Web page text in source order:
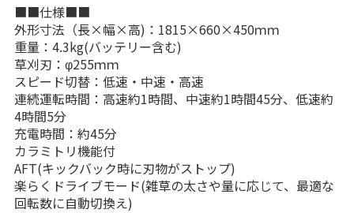
■■仕様■■
外形寸法（長×幅×高)：1815×660×450ｍｍ
重量：4.3kg(バッテリー含む)
草刈刃：φ255ｍｍ
スピード切替：低速・中速・高速
連続運転時間：高速約1時間、中速約1時間45分、低速約
4時間5分
充電時間：約45分
カラミトリ機能付
AFT(キックバック時に刃物がストップ)
楽らくドライブモード(雑草の太さや量に応じて、最適な
回転数に自動切換え)